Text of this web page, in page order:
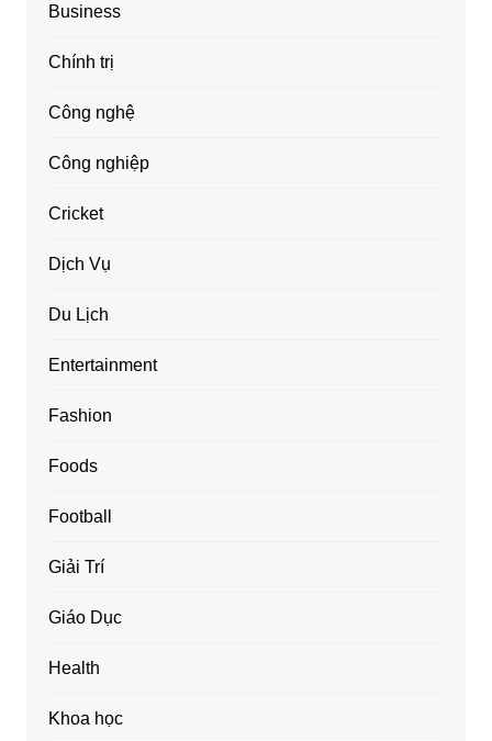
Business
Chính trị
Công nghệ
Công nghiệp
Cricket
Dịch Vụ
Du Lịch
Entertainment
Fashion
Foods
Football
Giải Trí
Giáo Dục
Health
Khoa học